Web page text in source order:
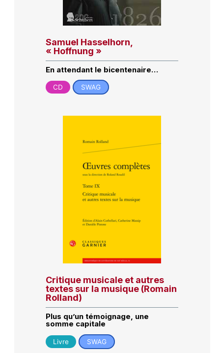
Samuel Hasselhorn,
« Hoffnung »
En attendant le bicentenaire…
CD SWAG
Critique musicale et autres
textes sur la musique (Romain
Rolland)
Plus qu’un témoignage, une
somme capitale
Livre SWAG